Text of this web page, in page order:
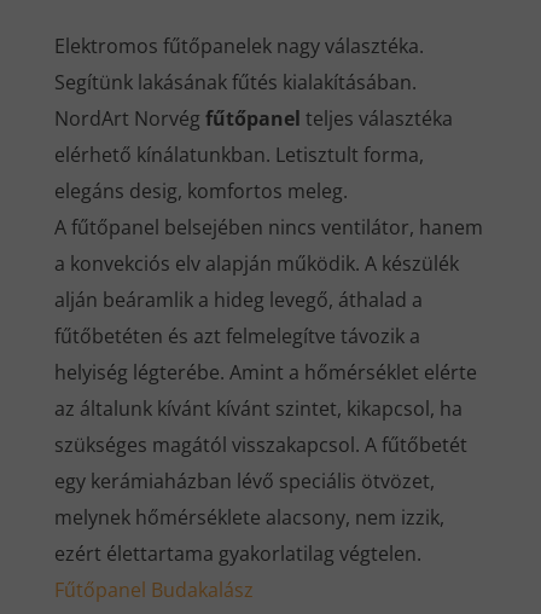
Elektromos fűtőpanelek nagy választéka.
Segítünk lakásának fűtés kialakításában.
NordArt Norvég fűtőpanel teljes választéka
elérhető kínálatunkban. Letisztult forma,
elegáns desig, komfortos meleg.
A fűtőpanel belsejében nincs ventilátor, hanem
a konvekciós elv alapján működik. A készülék
alján beáramlik a hideg levegő, áthalad a
fűtőbetéten és azt felmelegítve távozik a
helyiség légterébe. Amint a hőmérséklet elérte
az általunk kívánt kívánt szintet, kikapcsol, ha
szükséges magától visszakapcsol. A fűtőbetét
egy kerámiaházban lévő speciális ötvözet,
melynek hőmérséklete alacsony, nem izzik,
ezért élettartama gyakorlatilag végtelen.
Fűtőpanel Budakalász